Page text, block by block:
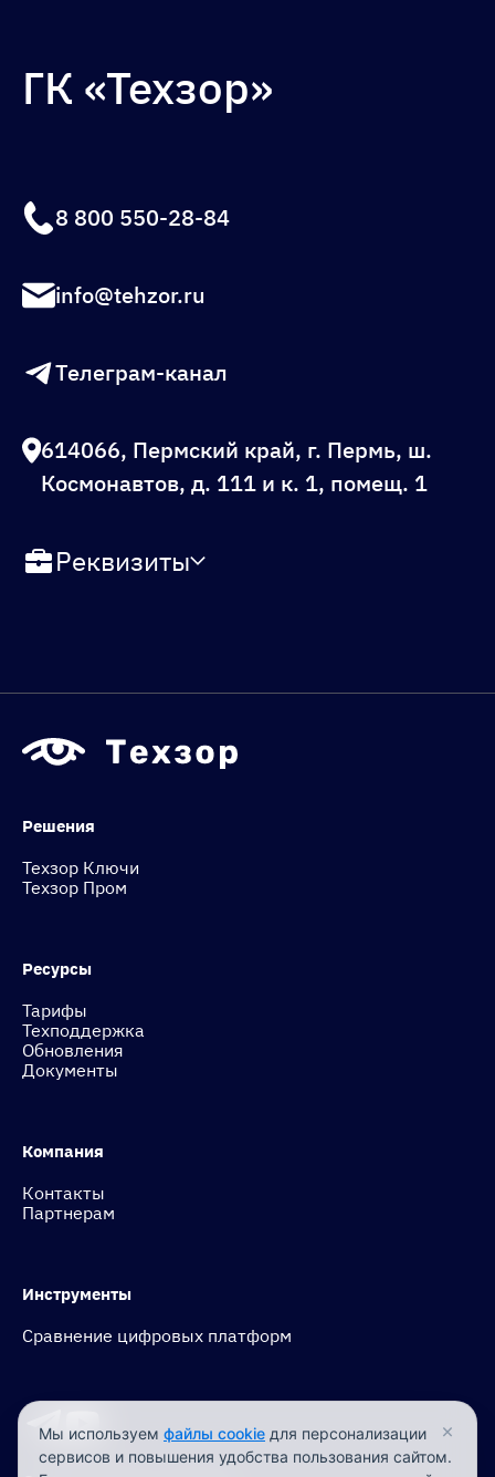
ГК «Техзор»
8 800 550-28-84
info@tehzor.ru
Телеграм-канал
614066, Пермский край, г. Пермь, ш.
Космонавтов, д. 111 и к. 1, помещ. 1
Реквизиты
Решения
Техзор Ключи
Техзор Пром
Ресурсы
Тарифы
Техподдержка
Обновления
Документы
Компания
Контакты
Партнерам
Инструменты
Сравнение цифровых платформ
×
Мы используем файлы cookie для персонализации
сервисов и повышения удобства пользования сайтом.